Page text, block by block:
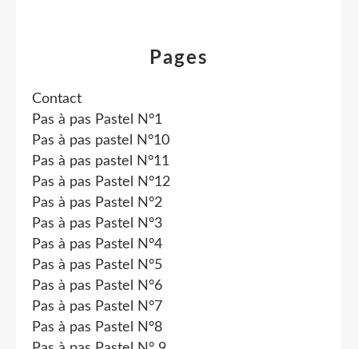
Pages
Contact
Pas à pas Pastel N°1
Pas à pas pastel N°10
Pas à pas pastel N°11
Pas à pas Pastel N°12
Pas à pas Pastel N°2
Pas à pas Pastel N°3
Pas à pas Pastel N°4
Pas à pas Pastel N°5
Pas à pas Pastel N°6
Pas à pas Pastel N°7
Pas à pas Pastel N°8